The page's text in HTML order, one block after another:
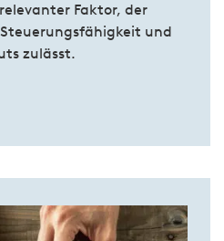
Faktor, der
und
zulässt.